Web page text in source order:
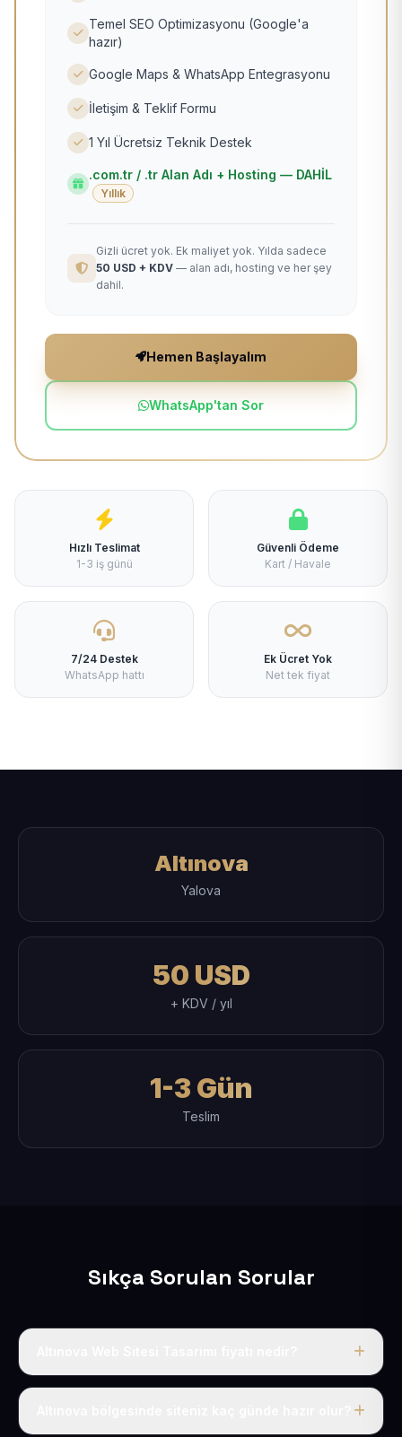
Temel SEO Optimizasyonu (Google'a
hazır)
Google Maps & WhatsApp Entegrasyonu
İletişim & Teklif Formu
1 Yıl Ücretsiz Teknik Destek
.com.tr / .tr Alan Adı + Hosting — DAHİL
Yıllık
Gizli ücret yok. Ek maliyet yok. Yılda sadece
50 USD + KDV — alan adı, hosting ve her şey
dahil.
Hemen Başlayalım
WhatsApp'tan Sor
Hızlı Teslimat
1-3 iş günü
Güvenli Ödeme
Kart / Havale
7/24 Destek
WhatsApp hattı
Ek Ücret Yok
Net tek fiyat
Altınova
Yalova
50 USD
+ KDV / yıl
1-3 Gün
Teslim
Sıkça Sorulan Sorular
Tek fiyat uygulanır: yıllık 50 USD + KDV. Bu bedele alan